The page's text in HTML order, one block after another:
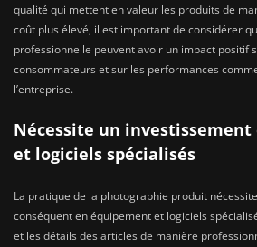
qualité qui mettent en valeur les produits de
coût plus élevé, il est important de considérer
professionnelle peuvent avoir un impact positif
consommateurs et sur les performances
l’entreprise.
Nécessite un
et logiciels spécialisés
La pratique de la photographie produit
conséquent en équipement et logiciels
et les détails des articles de manière